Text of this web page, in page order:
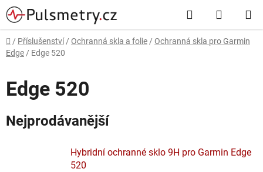
Přejít
na
obsah
Hledat
KOŠÍK
Domů
/ Příslušenství / Ochranná skla a folie / Ochranná skla pro Garmin
Edge / Edge 520
Edge 520
Nejprodávanější
Hybridní ochranné sklo 9H pro Garmin Edge
520